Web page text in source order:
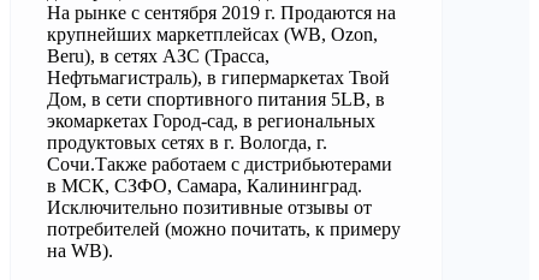
На рынке с сентября 2019 г. Продаются на
крупнейших маркетплейсах (WB, Ozon,
Beru), в сетях АЗС (Трасса,
Нефтьмагистраль), в гипермаркетах Твой
Дом, в сети спортивного питания 5LB, в
экомаркетах Город-сад, в региональных
продуктовых сетях в г. Вологда, г.
Сочи.Также работаем с дистрибьютерами
в МСК, СЗФО, Самара, Калининград.
Исключительно позитивные отзывы от
потребителей (можно почитать, к примеру
на WB).